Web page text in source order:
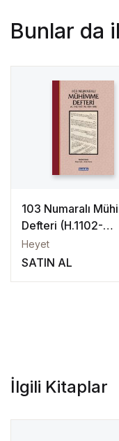
Bunlar da
103 Numaralı
Defteri (H.1102-
1107/M.1691-1695)
Heyet
SATIN AL
İlgili Kitaplar